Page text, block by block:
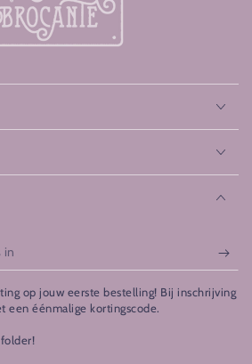
op jouw eerste bestelling! Bij inschrijving
een éénmalige kortingscode.